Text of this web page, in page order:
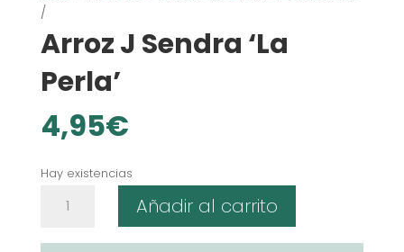
/
Arroz J Sendra ‘La
Perla’
4,95€
Hay existencias
Añadir al carrito